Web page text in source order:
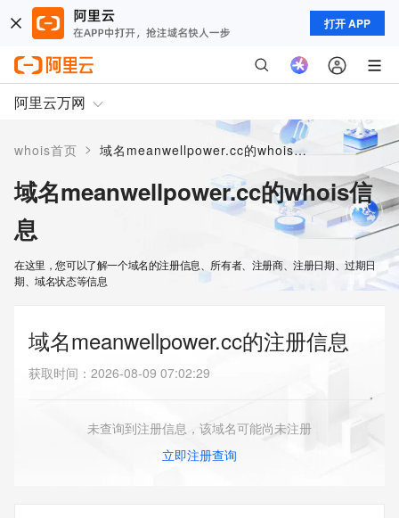
打开 APP
阿里云万网
whois首页 > 域名meanwellpower.cc的whois信息
域名meanwellpower.cc的whois信
息
在这里，您可以了解一个域名的注册信息、所有者、注册商、注册日期、过期日
期、域名状态等信息
域名meanwellpower.cc的注册信息
获取时间 ： 2026-08-09 07:02:29
未查询到注册信息，该域名可能尚未注册
立即注册查询